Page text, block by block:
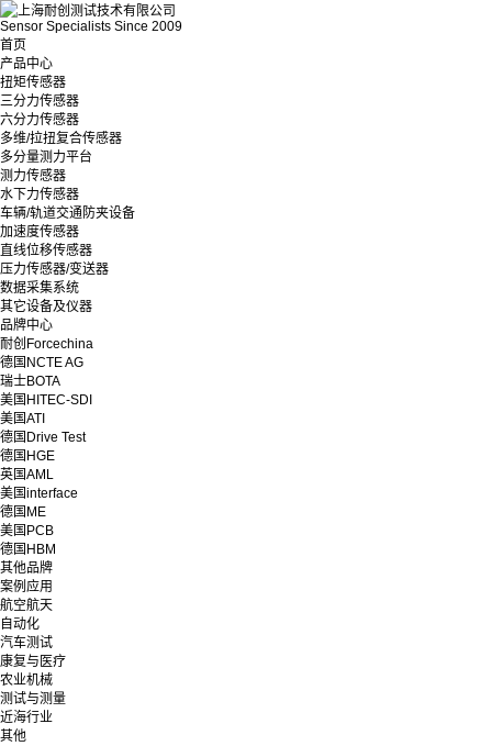
Sensor Specialists Since 2009
首页
产品中心
扭矩传感器
三分力传感器
六分力传感器
多维/拉扭复合传感器
多分量测力平台
测力传感器
水下力传感器
车辆/轨道交通防夹设备
加速度传感器
直线位移传感器
压力传感器/变送器
数据采集系统
其它设备及仪器
品牌中心
耐创Forcechina
德国NCTE AG
瑞士BOTA
美国HITEC-SDI
美国ATI
德国Drive Test
德国HGE
英国AML
美国interface
德国ME
美国PCB
德国HBM
其他品牌
案例应用
航空航天
自动化
汽车测试
康复与医疗
农业机械
测试与测量
近海行业
其他